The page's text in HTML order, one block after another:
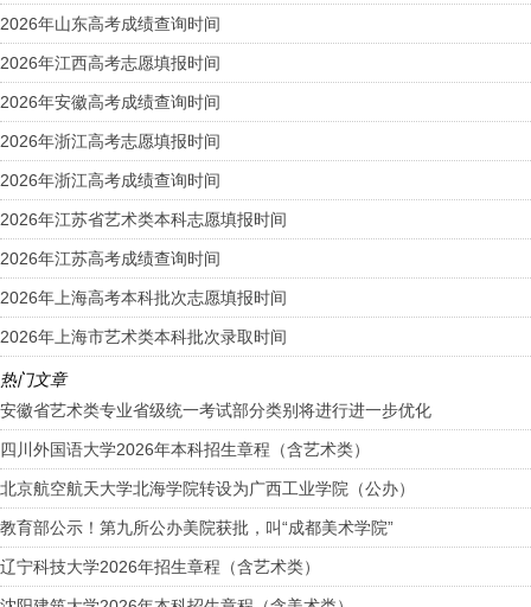
2026年山东高考成绩查询时间
2026年江西高考志愿填报时间
2026年安徽高考成绩查询时间
2026年浙江高考志愿填报时间
2026年浙江高考成绩查询时间
2026年江苏省艺术类本科志愿填报时间
2026年江苏高考成绩查询时间
2026年上海高考本科批次志愿填报时间
2026年上海市艺术类本科批次录取时间
热门文章
安徽省艺术类专业省级统一考试部分类别将进行进一步优化
四川外国语大学2026年本科招生章程（含艺术类）
北京航空航天大学北海学院转设为广西工业学院（公办）
教育部公示！第九所公办美院获批，叫“成都美术学院”
辽宁科技大学2026年招生章程（含艺术类）